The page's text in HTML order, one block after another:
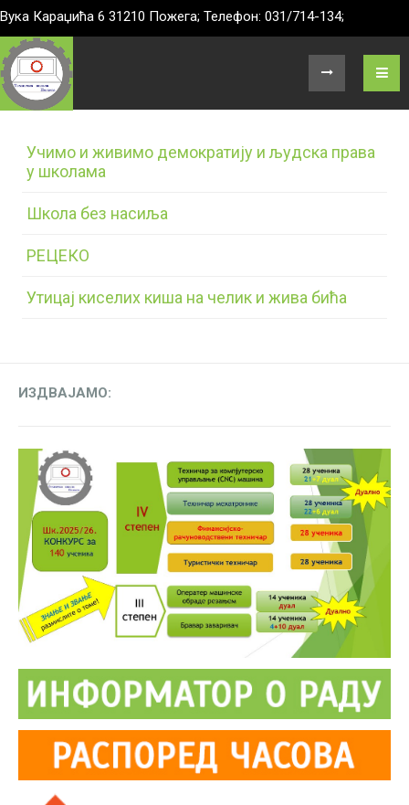
Вука Караџића 6 31210 Пожега; Телефон: 031/714-134;
Учимо и живимо демократију и људска права
у школама
Школа без насиља
РЕЦЕКО
Утицај киселих киша на челик и жива бића
ИЗДВАЈАМО: